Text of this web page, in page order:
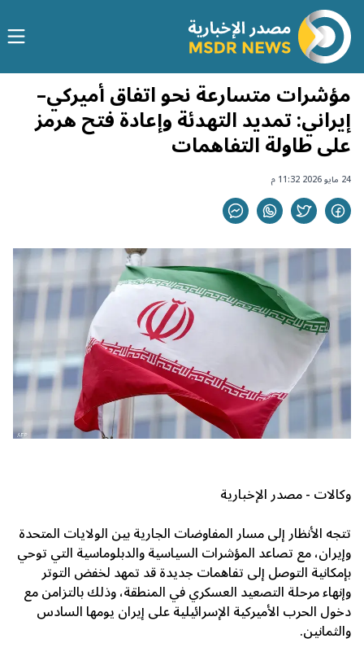
مؤشرات متسارعة نحو اتفاق أميركي–
إيراني: تمديد التهدئة وإعادة فتح هرمز
على طاولة التفاهمات
24 مايو 2026 11:32 م
وكالات - مصدر الإخبارية
تتجه الأنظار إلى مسار المفاوضات الجارية بين الولايات المتحدة
وإيران، مع تصاعد المؤشرات السياسية والدبلوماسية التي توحي
بإمكانية التوصل إلى تفاهمات جديدة قد تمهد لخفض التوتر
وإنهاء مرحلة التصعيد العسكري في المنطقة، وذلك بالتزامن مع
دخول الحرب الأميركية الإسرائيلية على إيران يومها السادس
والثمانين.